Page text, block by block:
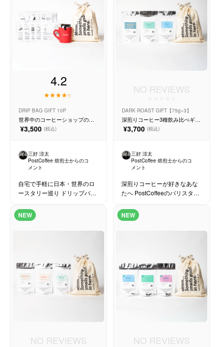
4.2
DRIP BAG GIFT 10P
世界中のコーヒーショップのド
リップバッグ 10種類セット
¥3,500 (税込)
三好 涼太
PostCoffee 焙煎士からのコ
メント
自宅で手軽に日本・世界のロ
ースタリー巡り ドリップバッ
NO REVIEWS
DARK ROAST GIFT【75g×3】
深煎りコーヒー3種飲み比べギフ
ト【75g×3種】
¥3,700 (税込)
三好 涼太
PostCoffee 焙煎士からのコ
メント
深煎りコーヒーが好きなあな
たへ PostCoffeeのバリスタが
ヒーを気軽に飲み比べできる
75g×3種セット
NEW
NO REVIEWS
NEW
NO REVIEWS